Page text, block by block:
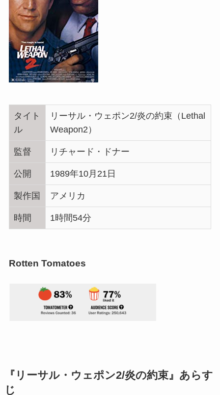
タイト
ル
リーサル・ウェポン2/炎の約束（ Lethal
Weapon2 ）
監督 リチャード・ドナー
公開 1989年10月21日
製作国 アメリカ
時間 1時間54分
Rotten Tomatoes
『リーサル・ウェポン2/炎の約束』あらす
じ